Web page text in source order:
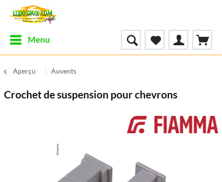
Menu
Aperçu Auvents
Crochet de suspension pour chevrons